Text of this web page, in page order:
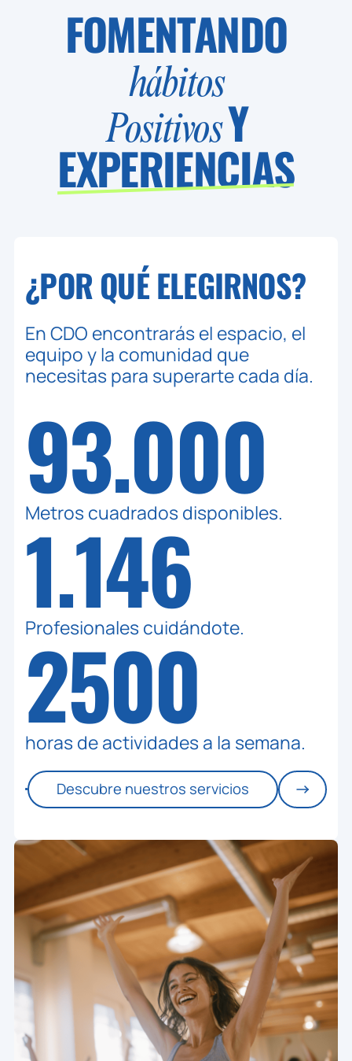
FOMENTANDO
hábitos
PositivosY
EXPERIENCIAS
¿POR QUÉ ELEGIRNOS?
En CDO encontrarás el espacio, el
equipo y la comunidad que
necesitas para superarte cada día.
93.000
Metros cuadrados disponibles.
1.146
Profesionales cuidándote.
2500
horas de actividades a la semana.
Descubre nuestros servicios